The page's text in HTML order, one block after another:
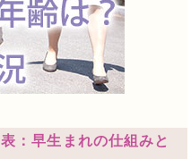
：早生まれの仕組みと